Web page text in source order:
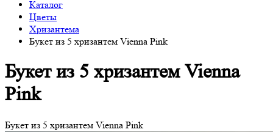
Каталог
Цветы
Хризантема
Букет из 5 хризантем Vienna Pink
Букет из 5 хризантем Vienna
Pink
Букет из 5 хризантем Vienna Pink